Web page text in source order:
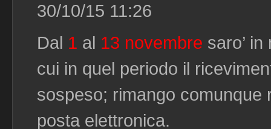
30/10/15 11:26
Dal 1 al 13 novembre saro’
cui in quel periodo il
sospeso; rimango comunque
posta elettronica.